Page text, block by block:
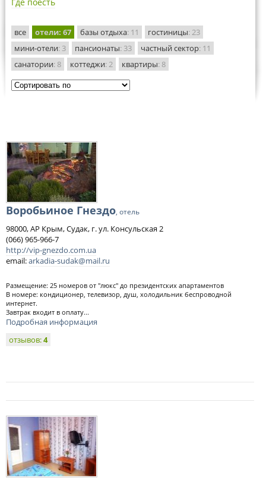
все отели: 67 базы отдыха: 11 гостиницы: 23
мини-отели: 3 пансионаты: 33 частный сектор: 11
санатории: 8 коттеджи: 2 квартиры: 8
Воробьиное Гнездо, отель
98000, АР Крым, Судак, г. ул. Консульская 2
(066) 965-966-7
http://vip-gnezdo.com.ua
email:arkadia-sudak@mail.ru
Размещение: 25 номеров от "люкс" до президентских апартаментов
В номере: кондиционер, телевизор, душ, холодильник беспроводной
интернет.
Завтрак входит в оплату...
Подробная информация
отзывов:4